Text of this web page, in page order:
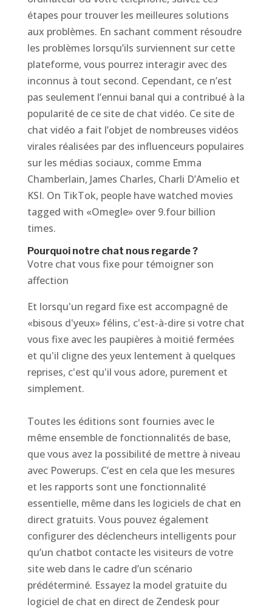
étapes pour trouver les meilleures solutions
aux problèmes. En sachant comment résoudre
les problèmes lorsqu’ils surviennent sur cette
plateforme, vous pourrez interagir avec des
inconnus à tout second. Cependant, ce n’est
pas seulement l’ennui banal qui a contribué à la
popularité de ce site de chat vidéo. Ce site de
chat vidéo a fait l’objet de nombreuses vidéos
virales réalisées par des influenceurs populaires
sur les médias sociaux, comme Emma
Chamberlain, James Charles, Charli D’Amelio et
KSI. On TikTok, people have watched movies
tagged with «Omegle» over 9.four billion
times.
Pourquoi notre chat nous regarde ?
Votre chat vous fixe pour témoigner son
affection
Et lorsqu'un regard fixe est accompagné de
«bisous d'yeux» félins, c'est-à-dire si votre chat
vous fixe avec les paupières à moitié fermées
et qu'il cligne des yeux lentement à quelques
reprises, c'est qu'il vous adore, purement et
simplement.
Toutes les éditions sont fournies avec le
même ensemble de fonctionnalités de base,
que vous avez la possibilité de mettre à niveau
avec Powerups. C’est en cela que les mesures
et les rapports sont une fonctionnalité
essentielle, même dans les logiciels de chat en
direct gratuits. Vous pouvez également
configurer des déclencheurs intelligents pour
qu’un chatbot contacte les visiteurs de votre
site web dans le cadre d’un scénario
prédéterminé. Essayez la model gratuite du
logiciel de chat en direct de Zendesk pour